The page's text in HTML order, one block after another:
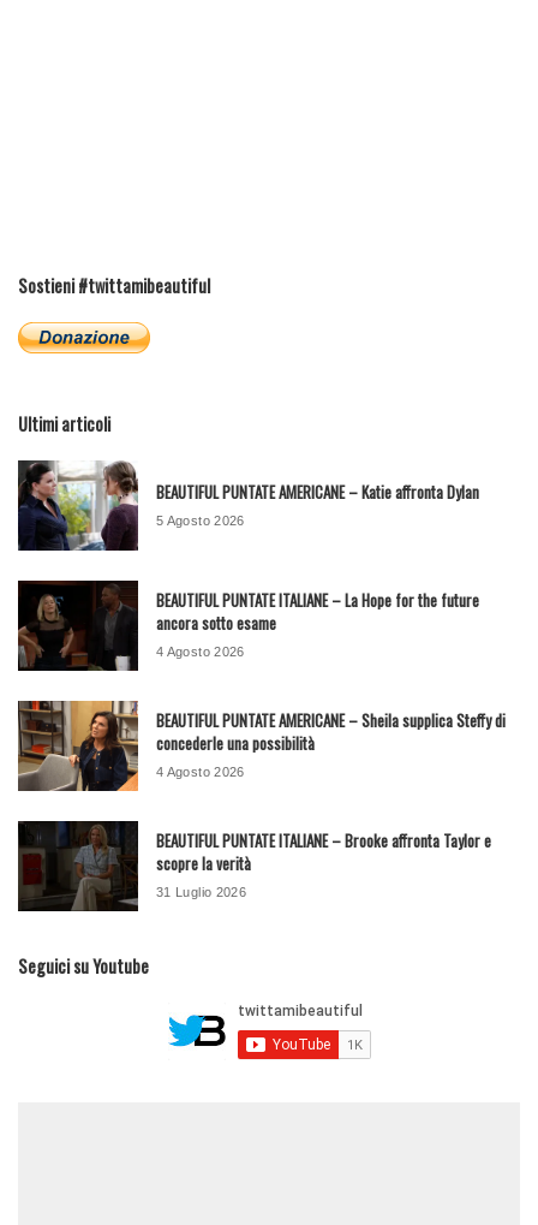
Sostieni #twittamibeautiful
Ultimi articoli
BEAUTIFUL PUNTATE AMERICANE – Katie affronta Dylan
5 Agosto 2026
BEAUTIFUL PUNTATE ITALIANE – La Hope for the future
ancora sotto esame
4 Agosto 2026
BEAUTIFUL PUNTATE AMERICANE – Sheila supplica Steffy di
concederle una possibilità
4 Agosto 2026
BEAUTIFUL PUNTATE ITALIANE – Brooke affronta Taylor e
scopre la verità
31 Luglio 2026
Seguici su Youtube